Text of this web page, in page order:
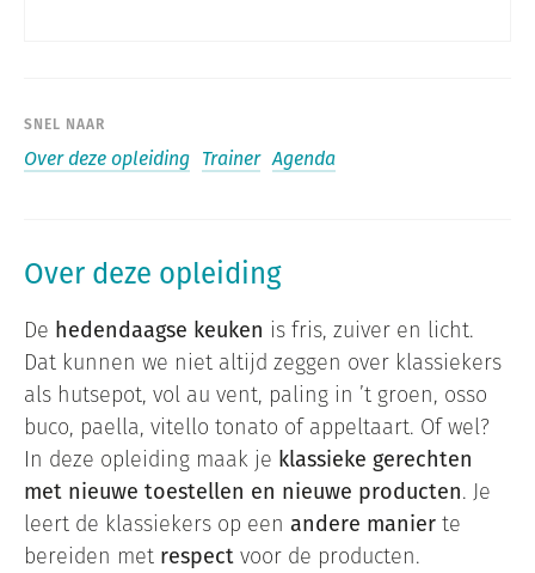
SNEL NAAR
Over deze opleiding Trainer Agenda
Over deze opleiding
De hedendaagse keuken is fris, zuiver en licht.
Dat kunnen we niet altijd zeggen over klassiekers
als hutsepot, vol au vent, paling in ’t groen, osso
buco, paella, vitello tonato of appeltaart. Of wel?
In deze opleiding maak je klassieke gerechten
met nieuwe toestellen en nieuwe producten. Je
leert de klassiekers op een andere manier te
bereiden met respect voor de producten.